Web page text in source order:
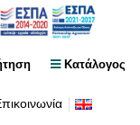
Κατάλογος